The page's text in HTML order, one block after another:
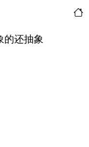
的还抽象